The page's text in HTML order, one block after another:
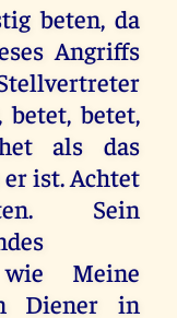
beten, da
Angriffs
betet, betet,
als das
ist. Achtet
Sein
Meine
Diener in